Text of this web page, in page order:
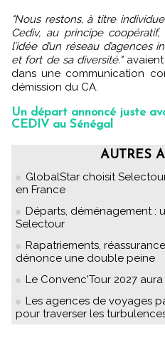
"Nous restons, à titre
Cediv, au principe
l’idée d’un réseau d’agences
et fort de sa diversité."avaient
dans une communication
démission du CA.
Un départ annoncé juste
CEDIV au Sénégal
AUTRES
GlobalStar choisit
en France
Départs, déménagement :
Selectour
Rapatriements,
dénonce une double peine
Le Convenc'Tour 2027 aura
Les agences de voyages
pour traverser les